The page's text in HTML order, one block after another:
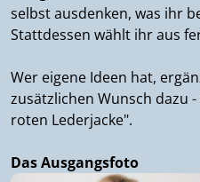
selbst ausdenken, was ihr
Stattdessen wählt ihr aus
Wer eigene Ideen hat,
zusätzlichen Wunsch dazu
roten Lederjacke".
Das Ausgangsfoto